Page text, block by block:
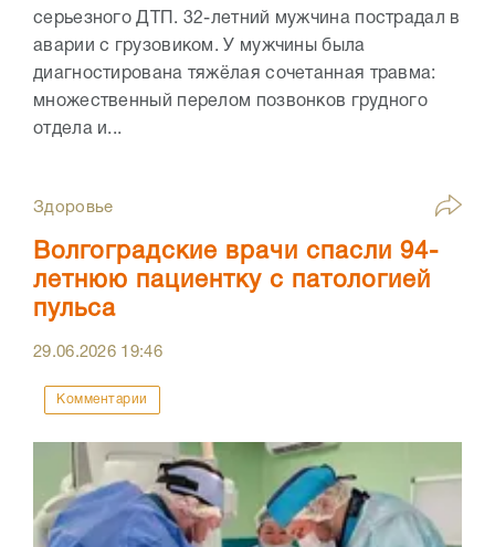
серьезного ДТП. 32-летний мужчина пострадал в
аварии с грузовиком. У мужчины была
диагностирована тяжёлая сочетанная травма:
множественный перелом позвонков грудного
отдела и...
Здоровье
Волгоградские врачи спасли 94-
летнюю пациентку с патологией
пульса
29.06.2026 19:46
Комментарии